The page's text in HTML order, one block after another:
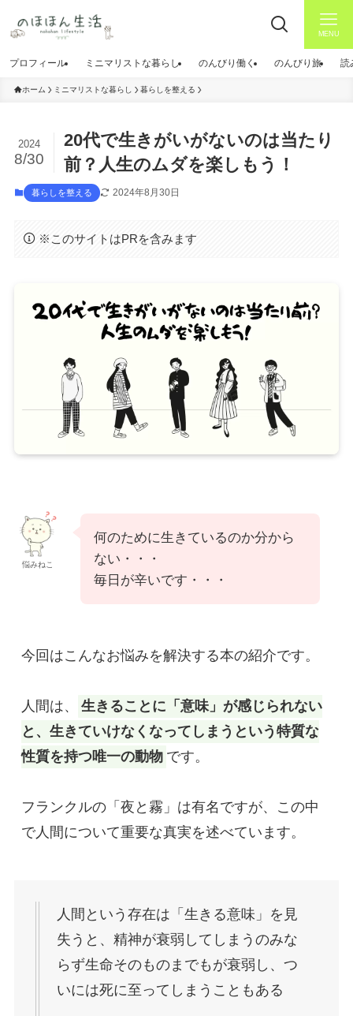
MENU
プロフィール ミニマリストな暮らし のんびり働く のんびり旅 読
ホーム ミニマリストな暮らし 暮らしを整える
20代で生きがいがないのは当たり
前？人生のムダを楽しもう！
2024
8/30
暮らしを整える 2024年8月30日
※このサイトはPRを含みます
悩みねこ
何のために生きているのか分から
ない・・・
毎日が辛いです・・・
今回はこんなお悩みを解決する本の紹介です。
人間は、
生きることに「意味」が感じられない
と、生きていけなくなってしまうという特質な
性質を持つ唯一の動物 です。
フランクルの「夜と霧」は有名ですが、この中
人間という存在は「生きる意味」を見
失うと、精神が衰弱してしまうのみな
らず生命そのものまでもが衰弱し、つ
いには死に至ってしまうこともある